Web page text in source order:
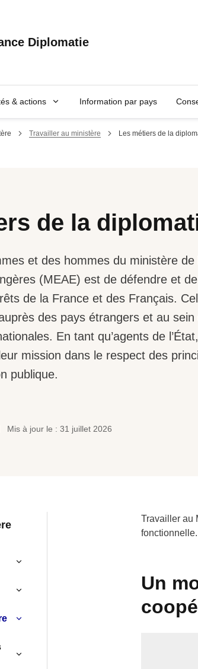
Diplomatie
& actions Information par pays
Travailler au ministère Les métiers de la
de la
et des hommes du ministère de
(MEAE) est de défendre et de
de la France et des Français.
des pays étrangers et au sein
En tant qu’agents de
mission dans le respect des
publique.
Mis à jour le : 31 juillet 2026
Travailler au
Un